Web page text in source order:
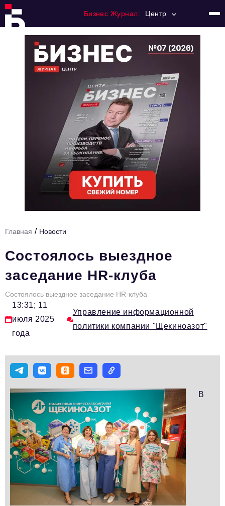
Бизнес Журнал: Центр
Регулирование
Премия "Тульский Бизнес"
История тульского предпринимательства
Тема номера
HR
Персона номера
Инфраструктура развития
Технологии и тренды
Импортозамещение
Мероприятия
Авторские материалы
Видео
Телефон редакции:+7 495 727-01-67
Электронные почты редакции:
Информационный отдел
info@business-magazine.online
Главная / Новости
Состоялось выездное
заседание HR-клуба
Состоялось выездное заседание HR-клуба
13:31; 11
июля 2025
года
Управление информационной
политики компании "Щекиноазот"
В